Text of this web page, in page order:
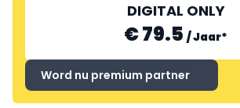
DIGITAL ONLY
€ 79.5 /Jaar*
Word nu premium partner